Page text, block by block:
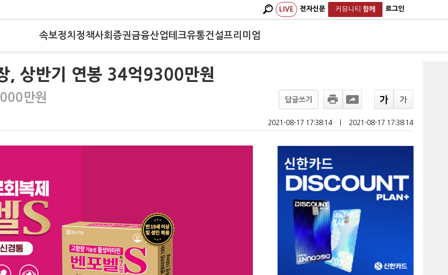
LIVE 전자신문 커뮤니티 함께 로그인
속보정치 정책사회 증권금융산업테크유통건설프리미엄
, 상반기 연봉 34억9300만원
만원 답글쓰기
2021-08-17 17:38:14 2021-08-17 17:38:14